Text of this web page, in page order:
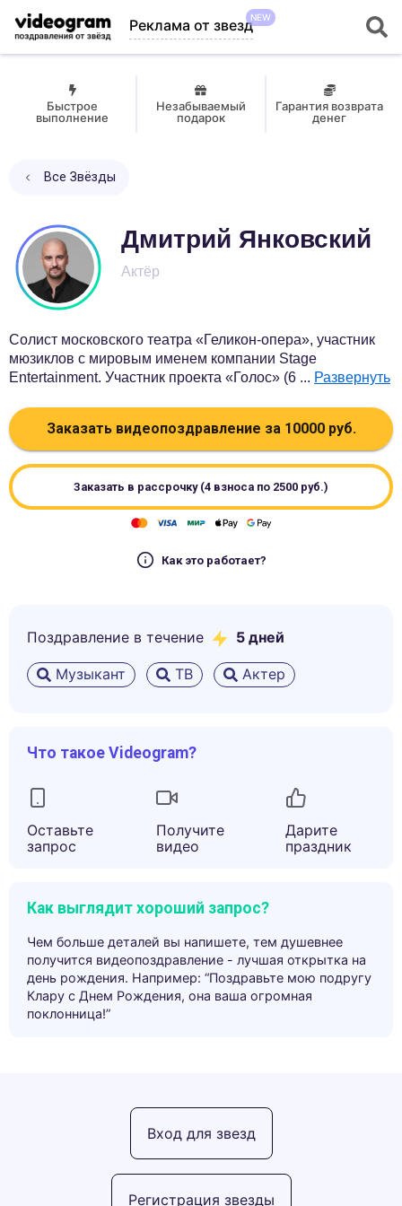
Реклама от звездNEW
Быстрое
выполнение
Незабываемый
подарок
Гарантия возврата
денег
Все Звёзды
Дмитрий Янковский
Актёр
Солист московского театра «Геликон-опера», участник
мюзиклов с мировым именем компании Stage
Entertainment. Участник проекта «Голос» (6 ... Развернуть
Заказать видеопоздравление за 10000руб.
Заказать в рассрочку (4 взноса по 2500 руб.)
Как это работает?
Поздравление в течение 5 дней
Музыкант ТВ Актер
Что такое Videogram?
Оставьте
запрос
Получите
видео
Дарите
праздник
Как выглядит хороший запрос?
Чем больше деталей вы напишете, тем душевнее
получится видеопоздравление - лучшая открытка на
день рождения. Например: “Поздравьте мою подругу
Клару с Днем Рождения, она ваша огромная
поклонница!”
Регистрация звезды
Вход для звезд